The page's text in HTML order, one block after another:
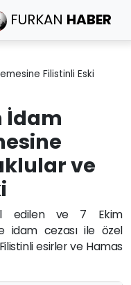
FURKAN HABER
Filistinli Eski
İdam
ve
edilen ve 7 Ekim
idam cezası ile özel
esirler ve Hamas